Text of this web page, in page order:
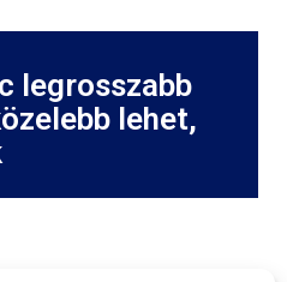
legrosszabb
lehet,